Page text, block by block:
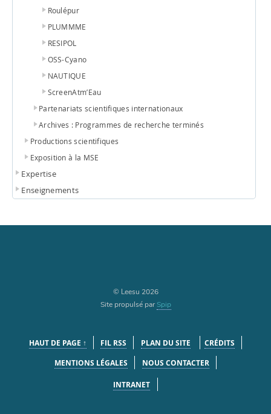
Roulépur
PLUMMME
RESIPOL
OSS-Cyano
NAUTIQUE
ScreenAtm’Eau
Partenariats scientifiques internationaux
Archives : Programmes de recherche terminés
Productions scientifiques
Exposition à la MSE
Expertise
Enseignements
© Leesu 2026
Site propulsé parSpip
HAUT DE PAGE ↑ FIL RSS PLAN DU SITE
CRÉDITS
MENTIONS LÉGALES
NOUS CONTACTER
INTRANET